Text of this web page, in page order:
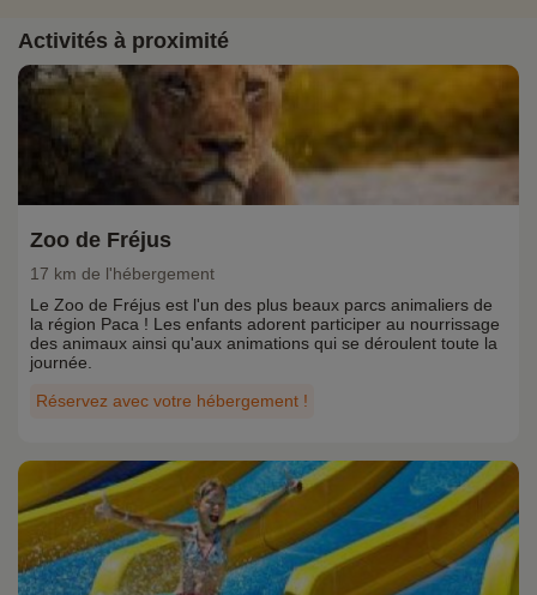
Activités à proximité
Zoo de Fréjus
Réservez avec votre hébergement !
17 km de l'hébergement
Le Zoo de Fréjus est l'un des plus beaux parcs animaliers de
la région Paca ! Les enfants adorent participer au nourrissage
des animaux ainsi qu'aux animations qui se déroulent toute la
journée.